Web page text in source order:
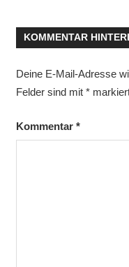
KOMMENTAR
Deine E-Mail-Adresse
Felder sind mit *
Kommentar *